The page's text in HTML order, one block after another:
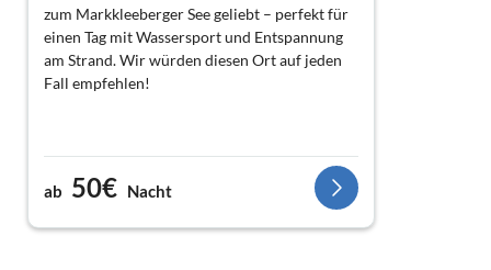
zum Markkleeberger See geliebt – perfekt für
einen Tag mit Wassersport und Entspannung
am Strand. Wir würden diesen Ort auf jeden
Fall empfehlen!
ab 50€ Nacht